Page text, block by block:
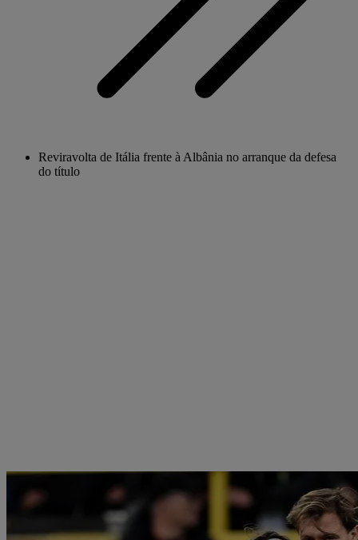
Reviravolta de Itália frente à Albânia no arranque da defesa
do título